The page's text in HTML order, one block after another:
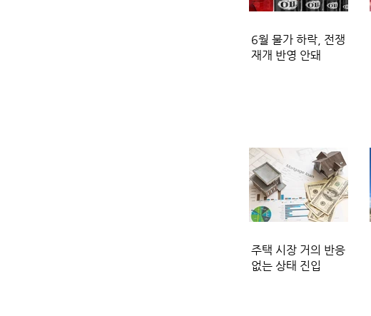
6월 물가 하락, 전쟁
재개 반영 안돼
주택 시장 거의 반응
없는 상태 진입